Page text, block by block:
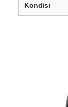
Kondisi